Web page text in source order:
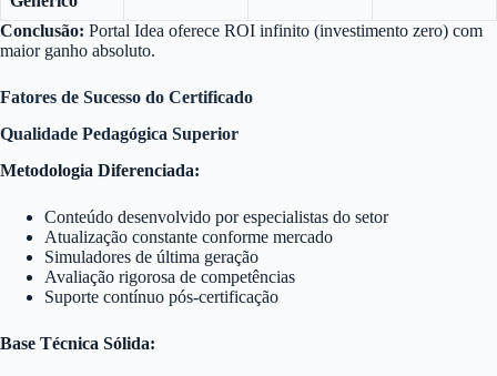
Conclusão: Portal Idea oferece ROI infinito (investimento zero) com
maior ganho absoluto.
Fatores de Sucesso do Certificado
Qualidade Pedagógica Superior
Metodologia Diferenciada:
Conteúdo desenvolvido por especialistas do setor
Atualização constante conforme mercado
Simuladores de última geração
Avaliação rigorosa de competências
Suporte contínuo pós-certificação
Base Técnica Sólida: